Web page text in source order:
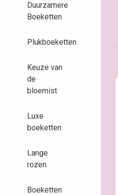
Duurzamere
Boeketten
Plukboeketten
Keuze van
de
bloemist
Luxe
boeketten
Lange
rozen
Boeketten